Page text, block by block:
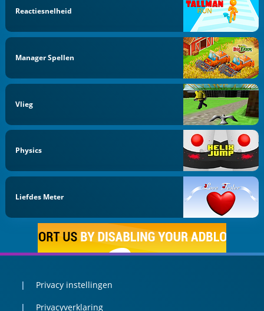
Reactiesnelheid
Manager Spellen
Vlieg
Physics
Liefdes Meter
Privacy instellingen
Privacyverklaring